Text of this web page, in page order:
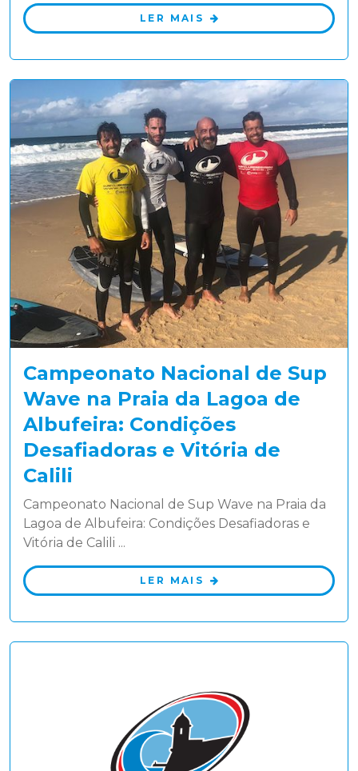
LER MAIS
Campeonato Nacional de Sup
Wave na Praia da Lagoa de
Albufeira: Condições
Desafiadoras e Vitória de
Calili
Campeonato Nacional de Sup Wave na Praia da
Lagoa de Albufeira: Condições Desafiadoras e
Vitória de Calili ...
LER MAIS